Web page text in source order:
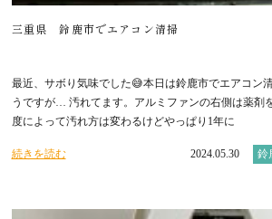
三重県 鈴鹿市でエアコン清掃
最近、サボり気味でした😅本日は鈴鹿市でエアコン
うですが… 汚れてます。アルミファンの右側は薬剤
度によって汚れ方は変わるけどやっぱり1年に
続きを読む 2024.05.30 鈴